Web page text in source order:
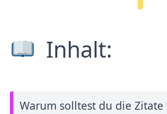
Inhalt:
Warum solltest du die Zitate